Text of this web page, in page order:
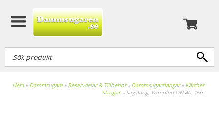
Hem» Dammsugare» Reservdelar & Tillbehör» Dammsugarslangar» Kärcher
Slangar» Sugslang, komplett DN 40, 16m